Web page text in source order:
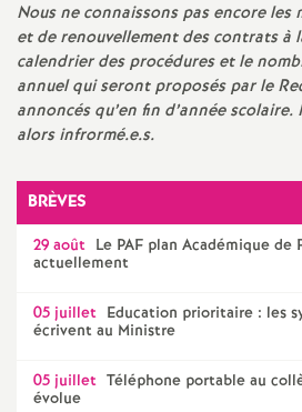
Nous ne connaissons pas encore
et de renouvellement des contrats à
calendrier des procédures et le
annuel qui seront proposés par le
annoncés qu’en fin d’année
alors infrormé.e.s.
BRÈVES
29 août Le PAF plan Académique de
actuellement
05 juillet Education prioritaire : les
écrivent au Ministre
05 juillet Téléphone portable au
évolue